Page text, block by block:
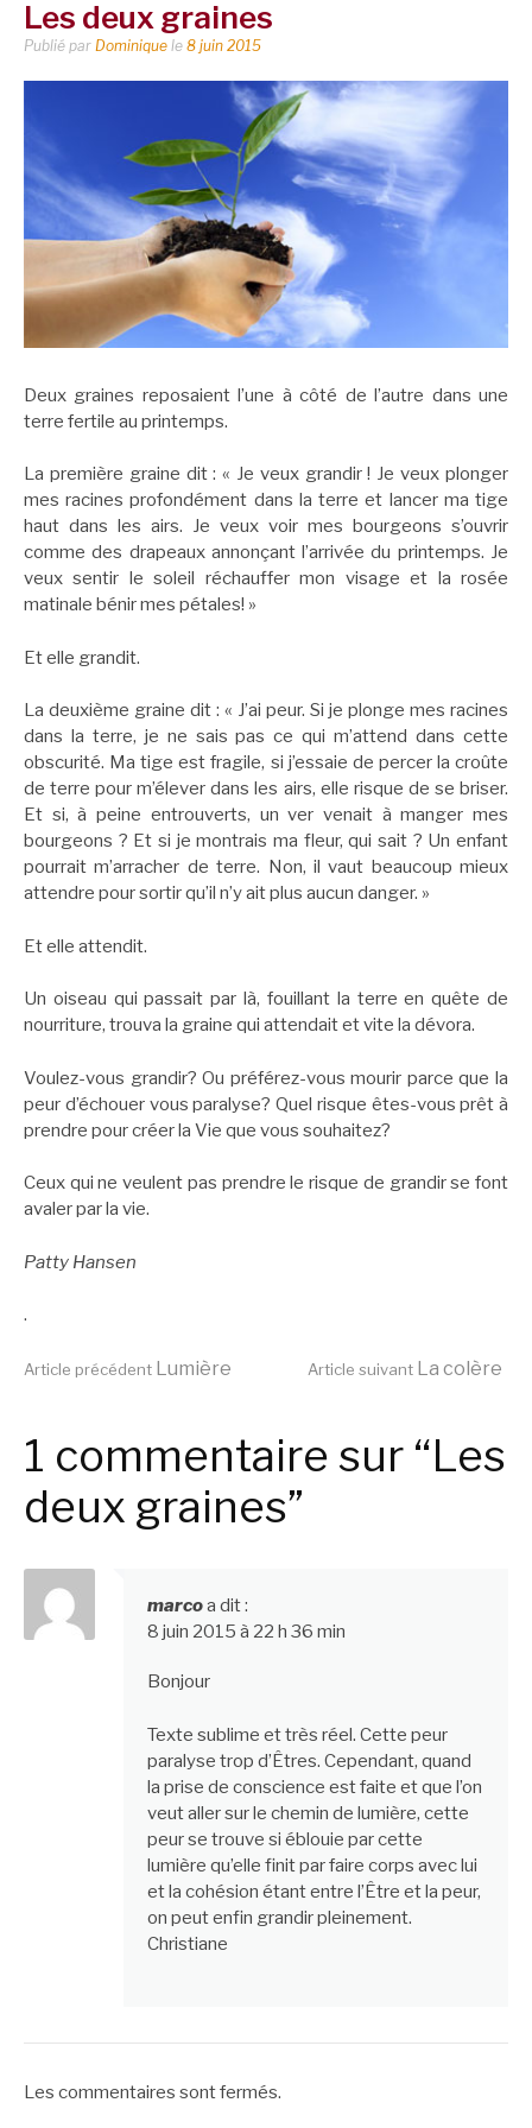
Les deux graines
Publié par Dominique le 8 juin 2015
Deux graines reposaient l’une à côté de l’autre dans une
terre fertile au printemps.
La première graine dit : « Je veux grandir ! Je veux plonger
mes racines profondément dans la terre et lancer ma tige
haut dans les airs. Je veux voir mes bourgeons s’ouvrir
comme des drapeaux annonçant l’arrivée du printemps. Je
veux sentir le soleil réchauffer mon visage et la rosée
matinale bénir mes pétales! »
Et elle grandit.
La deuxième graine dit : « J’ai peur. Si je plonge mes racines
dans la terre, je ne sais pas ce qui m’attend dans cette
obscurité. Ma tige est fragile, si j’essaie de percer la croûte
de terre pour m’élever dans les airs, elle risque de se briser.
Et si, à peine entrouverts, un ver venait à manger mes
bourgeons ? Et si je montrais ma fleur, qui sait ? Un enfant
pourrait m’arracher de terre. Non, il vaut beaucoup mieux
attendre pour sortir qu’il n’y ait plus aucun danger. »
Et elle attendit.
Un oiseau qui passait par là, fouillant la terre en quête de
nourriture, trouva la graine qui attendait et vite la dévora.
Voulez-vous grandir? Ou préférez-vous mourir parce que la
peur d’échouer vous paralyse? Quel risque êtes-vous prêt à
prendre pour créer la Vie que vous souhaitez?
Ceux qui ne veulent pas prendre le risque de grandir se font
avaler par la vie.
Patty Hansen
.
Lire
la
suite
Article précédent Lumière Article suivant La colère
1 commentaire sur “Les
deux graines”
marcoa dit :
8 juin 2015 à 22 h 36 min
Bonjour
Texte sublime et très réel. Cette peur
paralyse trop d’Êtres. Cependant, quand
la prise de conscience est faite et que l’on
veut aller sur le chemin de lumière, cette
peur se trouve si éblouie par cette
lumière qu’elle finit par faire corps avec lui
et la cohésion étant entre l’Être et la peur,
on peut enfin grandir pleinement.
Christiane
Les commentaires sont fermés.